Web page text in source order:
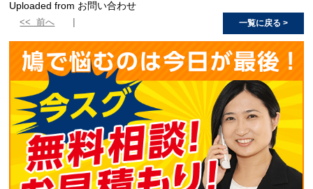
Uploaded from お問い合わせ
<< 前へ 一覧に戻る >